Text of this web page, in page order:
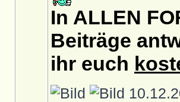
In ALLEN
Beiträge
ihr euch